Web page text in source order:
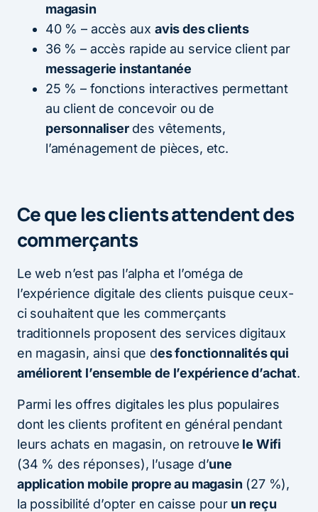
magasin
40 % – accès aux avis des clients
36 % – accès rapide au service client par
messagerie instantanée
25 % – fonctions interactives permettant
au client de concevoir ou de
personnaliserdes vêtements,
l’aménagement de pièces, etc.
Ce que les clients attendent des
commerçants
Le web n’est pas l’alpha et l’oméga de
l’expérience digitale des clients puisque ceux-
ci souhaitent que les commerçants
traditionnels proposent des services digitaux
en magasin, ainsi que des fonctionnalités qui
améliorent l’ensemble de l’expérience d’achat.
Parmi les offres digitales les plus populaires
dont les clients profitent en général pendant
leurs achats en magasin, on retrouve le Wifi
(34 % des réponses), l’usage d’une
application mobile propre au magasin (27 %),
la possibilité d’opter en caisse pour un reçu